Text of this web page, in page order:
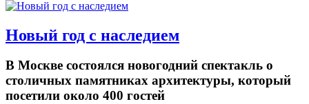
Новый год с наследием
В Москве состоялся новогодний спектакль о
столичных памятниках архитектуры, который
посетили около 400 гостей